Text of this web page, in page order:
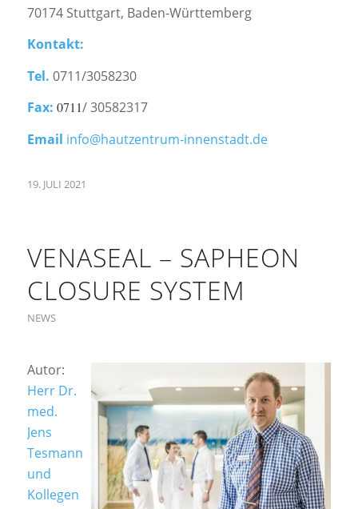
70174 Stuttgart, Baden-Württemberg
Kontakt:
Tel. 0711/3058230
Fax: 0711/ 30582317
Email info@hautzentrum-innenstadt.de
19. JULI 2021
VENASEAL – SAPHEON
CLOSURE SYSTEM
NEWS
Autor:
Herr Dr.
med.
Jens
Tesmann
und
Kollegen